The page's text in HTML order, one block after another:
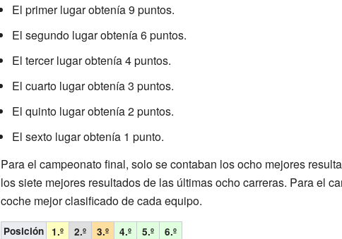
El primer lugar obtenía 9 puntos.
El segundo lugar obtenía 6 puntos.
El tercer lugar obtenía 4 puntos.
El cuarto lugar obtenía 3 puntos.
El quinto lugar obtenía 2 puntos.
El sexto lugar obtenía 1 punto.
Para el campeonato final, solo se contaban los ocho mejores
los siete mejores resultados de las últimas ocho carreras. Para el
coche mejor clasificado de cada equipo.
Posición 1.º 2.º 3.º 4.º 5.º
6.º